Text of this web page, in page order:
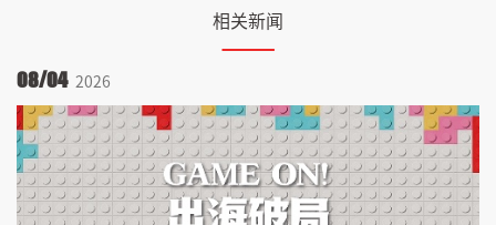
相关新闻
08/04 2026